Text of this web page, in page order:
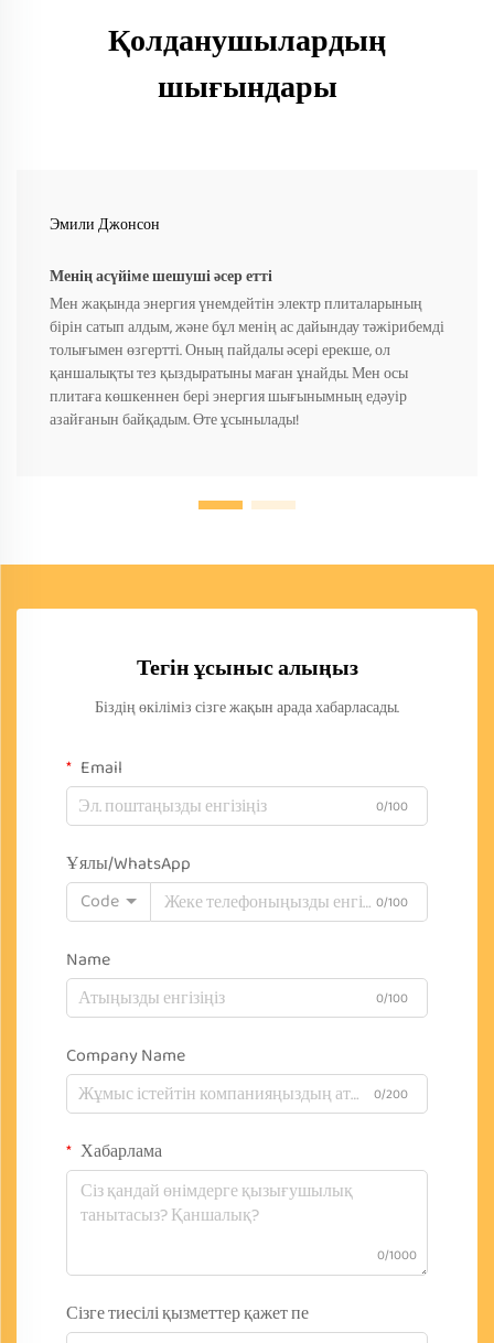
Қолданушылардың
шығындары
Эмили Джонсон
Менің асүйіме шешуші әсер етті
Мен жақында энергия үнемдейтін электр плиталарының
бірін сатып алдым, және бұл менің ас дайындау тәжірибемді
толығымен өзгертті. Оның пайдалы әсері ерекше, ол
қаншалықты тез қыздыратыны маған ұнайды. Мен осы
плитаға көшкеннен бері энергия шығынымның едәуір
азайғанын байқадым. Өте ұсынылады!
Тегін ұсыныс алыңыз
Біздің өкіліміз сізге жақын арада хабарласады.
Email
0/100
Ұялы/WhatsApp
Code
0/100
Name
0/100
Company Name
0/200
Хабарлама
0/1000
Сізге тиесілі қызметтер қажет пе